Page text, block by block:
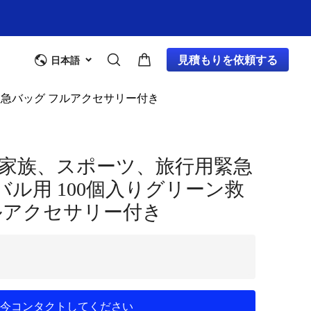
日本語 見積もりを依頼する
バッグ フルアクセサリー付き
族、スポーツ、旅行用緊急
ル用 100個入りグリーン救
クセサリー付き
今コンタクトしてください